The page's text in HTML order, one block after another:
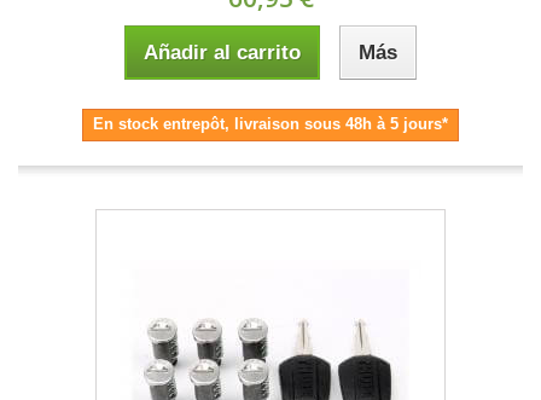
Añadir al carrito Más
En stock entrepôt, livraison sous 48h à 5 jours*